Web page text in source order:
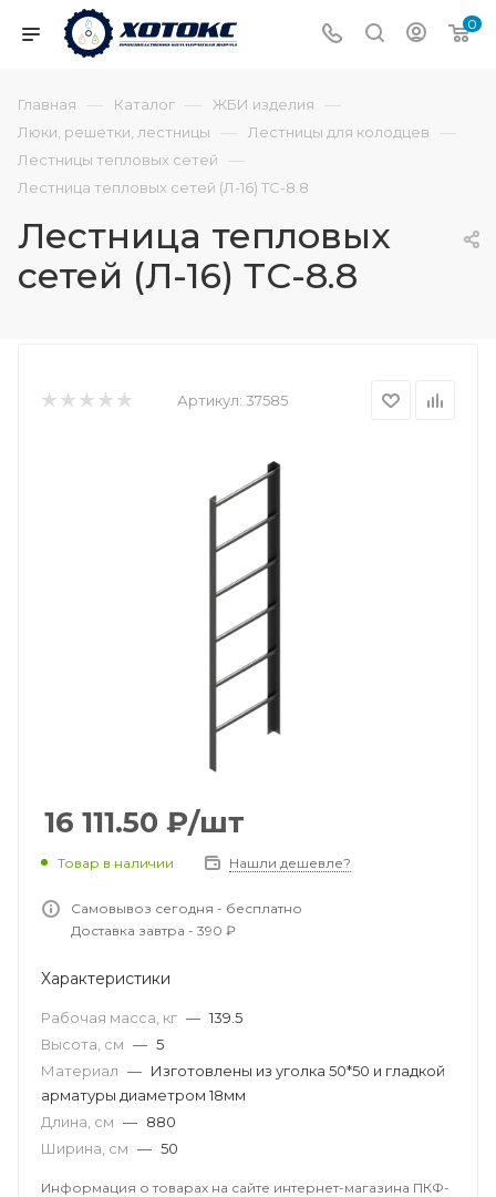
0
Главная — Каталог — ЖБИ изделия —
Люки, решетки, лестницы — Лестницы для колодцев —
Лестницы тепловых сетей —
Лестница тепловых сетей (Л-16) ТС-8.8
Лестница тепловых
сетей (Л-16) ТС-8.8
Артикул: 37585
16 111.50 ₽/шт
Товар в наличии Нашли дешевле?
Самовывоз сегодня - бесплатно
Доставка завтра - 390 ₽
Характеристики
Рабочая масса, кг — 139.5
Высота, см — 5
Материал — Изготовлены из уголка 50*50 и гладкой
арматуры диаметром 18мм
Длина, см — 880
Ширина, см — 50
Информация о товарах на сайте интернет-магазина ПКФ-